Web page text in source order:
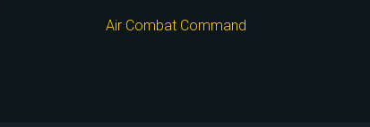
Air Combat Command